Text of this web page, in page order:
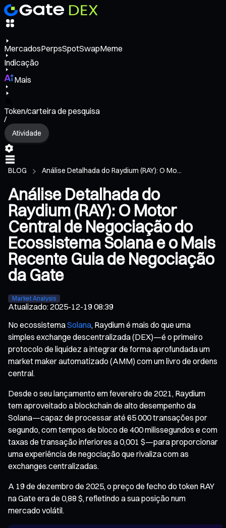
MercadosPerpsSpotSwapMeme
Indicação
Mais
Token/carteira de pesquisa
/
Atividade
BLOG Análise Detalhada do Raydium (RAY): O Mo...
Análise Detalhada do
Raydium (RAY): O Motor
Central de Negociação do
Ecossistema Solana e o Mais
Recente Guia de Negociação
da Gate
Market Analysis
Atualizado:2025-12-19 08:39
No ecossistemaSolana, Raydium é mais do que uma
simples exchange descentralizada (DEX)—é o primeiro
protocolo de liquidez a integrar de forma aprofundada um
market maker automatizado (AMM) com um livro de ordens
central.
Desde o seu lançamento em fevereiro de 2021, Raydium
tem aproveitado a blockchain de alto desempenho da
Solana—capaz de processar até 65 000 transações por
segundo, com tempos de bloco de 400 milissegundos e com
taxas de transação inferiores a 0,001 $—para proporcionar
uma experiência de negociação que rivaliza com as
exchanges centralizadas.
A 19 de dezembro de 2025, o preço de fecho do token RAY
na Gate era de 0,88 $, refletindo a sua posição num
mercado volátil.